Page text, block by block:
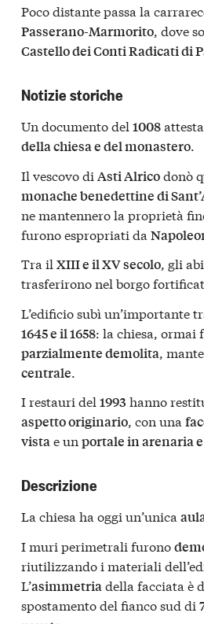
Poco distante passa la
Passerano-Marmorito, dove
Castello dei Conti Radicati di
Notizie storiche
Un documento del 1008
della chiesa e del monastero.
Il vescovo di Asti Alricodonò
monache benedettine di
ne mantennero la proprietà
furono espropriati da
Tra il XIII e il XV secolo, gli
trasferirono nel borgo
L’edificio subì un’importante
1645 e il 1658: la chiesa, ormai
parzialmente demolita,
centrale.
I restauri del 1993 hanno
aspetto originario, con una
vistae un portale in arenaria
Descrizione
La chiesa ha oggi un’unica
I muri perimetrali furono
riutilizzando i materiali
L’asimmetriadella facciata è
spostamento del fianco sud di